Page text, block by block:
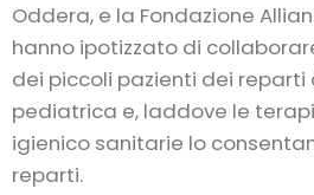
Oddera, e la Fondazione Allianz
hanno ipotizzato di
dei piccoli pazienti dei
pediatrica e, laddove le
igienico sanitarie lo
reparti.